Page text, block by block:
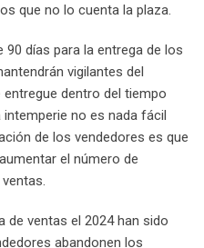
que no lo cuenta la plaza.
días para la entrega de los
vigilantes del
dentro del tiempo
no es nada fácil
de los vendedores es que
el número de
de ventas el 2024 han sido
abandonen los